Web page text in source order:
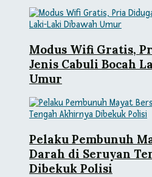
Modus Wifi Gratis,
Jenis Cabuli Bocah
Umur
Pelaku Pembunuh
Darah di Seruyan
Dibekuk Polisi